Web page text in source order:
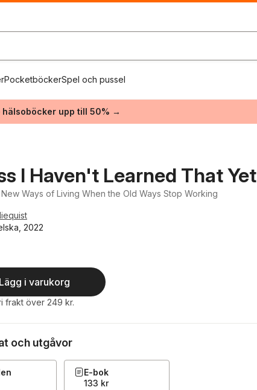
PocketböckerSpel och pussel
hälsoböcker upp till 50% →
I Haven't Learned That Yet
Ways of Living When the Old Ways Stop Working
2022
Lägg i varukorg
frakt över 249 kr.
och utgåvor
E-bok
133 kr